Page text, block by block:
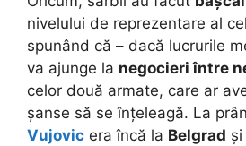
nivelului de reprezentare al
spunând că – dacă lucrurile
va ajunge la negocieri între
celor două armate, care ar
șanse să se înțeleagă. La
Vujovic era încă la Belgrad